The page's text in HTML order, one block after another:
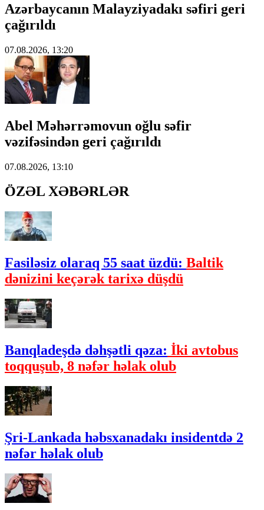
Azərbaycanın Malayziyadakı səfiri geri
çağırıldı
07.08.2026, 13:20
Abel Məhərrəmovun oğlu səfir
vəzifəsindən geri çağırıldı
07.08.2026, 13:10
ÖZƏL XƏBƏRLƏR
Fasiləsiz olaraq 55 saat üzdü: Baltik
dənizini keçərək tarixə düşdü
Banqladeşdə dəhşətli qəza: İki avtobus
toqquşub, 8 nəfər həlak olub
Şri-Lankada həbsxanadakı insidentdə 2
nəfər həlak olub